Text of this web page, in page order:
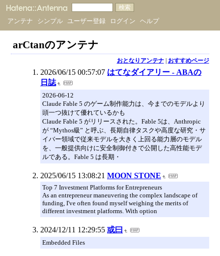
アンテナ シンプル ユーザー登録 ログイン ヘルプ
arCtanのアンテナ
おとなりアンテナ| おすすめページ
2026/06/15 00:57:07 はてなダイアリー - ABAの
日誌
2026-06-12
Claude Fable 5 のゲーム制作能力は、今までのモデルより
頭一つ抜けて優れているかも
Claude Fable 5 がリリースされた。Fable 5は、Anthropic
が “Mythos級” と呼ぶ、長期自律タスクや高度な研究・サ
イバー領域で従来モデルを大きく上回る能力層のモデル
を、一般提供向けに安全制御付きで公開した高性能モデ
ルである。Fable 5 は長期・
2025/06/15 13:08:21 MOON STONE
Top 7 Investment Platforms for Entrepreneurs
As an entrepreneur maneuvering the complex landscape of
funding, I've often found myself weighing the merits of
different investment platforms. With option
2024/12/11 12:29:55 或曰
Embedded Files